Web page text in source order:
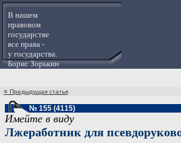
В нашем
правовом
государстве
все права -
у государства.
Борис Зорькин
« Предыдущая статья
№ 155 (4115)
Имейте в виду
Лжеработник для